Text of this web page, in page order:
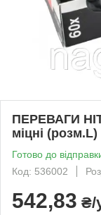
ПЕРЕВАГИ
міцні
Готово до
Код: 536002
542,83 ₴/